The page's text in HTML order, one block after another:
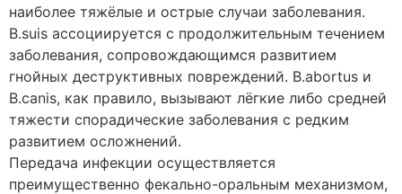
наиболее тяжёлые и острые случаи заболевания.
B.suis ассоциируется с продолжительным течением
заболевания, сопровождающимся развитием
гнойных деструктивных повреждений. B.abortus и
B.canis, как правило, вызывают лёгкие либо средней
тяжести спорадические заболевания с редким
развитием осложнений.
Передача инфекции осуществляется
преимущественно фекально-оральным механизмом,